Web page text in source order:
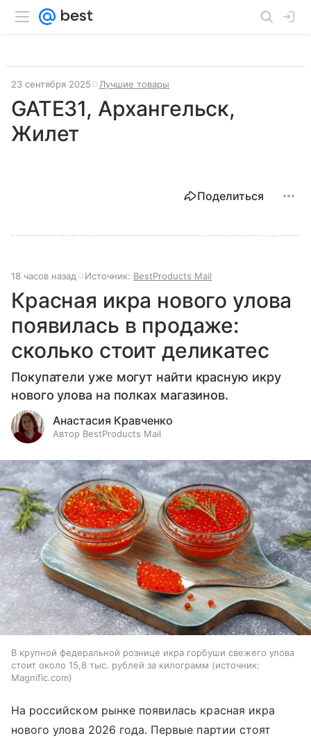
23 сентября 2025 Лучшие товары
GATE31, Архангельск,
Жилет
Поделиться
18 часов назад Источник: BestProducts Mail
Красная икра нового улова
появилась в продаже:
сколько стоит деликатес
Покупатели уже могут найти красную икру
нового улова на полках магазинов.
Анастасия Кравченко
Автор BestProducts Mail
В крупной федеральной рознице икра горбуши свежего улова
стоит около 15,8 тыс. рублей за килограмм
источник:
Magnific.com
На российском рынке появилась красная икра
нового улова 2026 года. Первые партии стоят